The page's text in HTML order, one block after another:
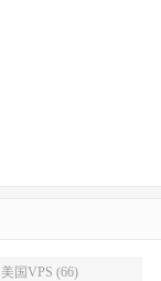
美国VPS (66)